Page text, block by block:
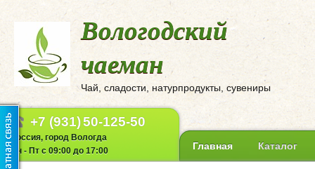
Вологодский
чаеман
Чай, сладости, натурпродукты, сувениры
+7 (931)50-125-50
Россия, город Вологда
Пн - Пт с 09:00 до 17:00
Главная Каталог